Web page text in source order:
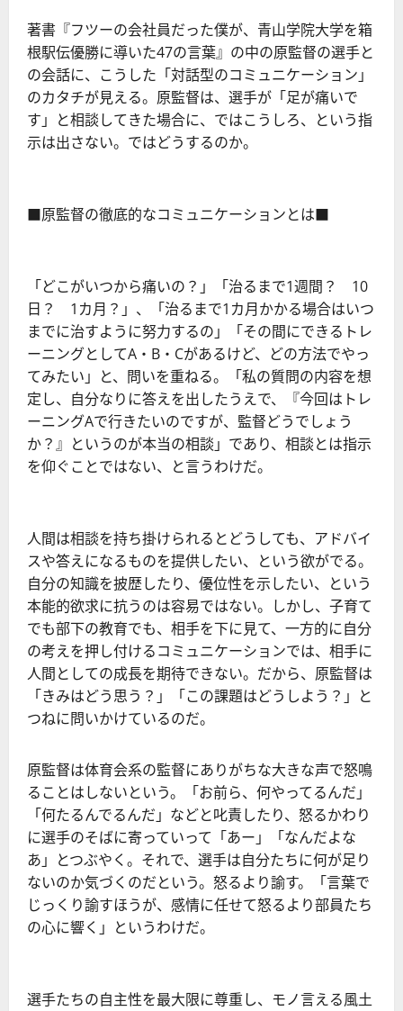
著書『フツーの会社員だった僕が、青山学院大学を箱
根駅伝優勝に導いた47の言葉』の中の原監督の選手と
の会話に、こうした「対話型のコミュニケーション」
のカタチが見える。原監督は、選手が「足が痛いで
す」と相談してきた場合に、ではこうしろ、という指
示は出さない。ではどうするのか。
■原監督の徹底的なコミュニケーションとは■
「どこがいつから痛いの？」「治るまで1週間？ 10
日？ 1カ月？」、「治るまで1カ月かかる場合はいつ
までに治すように努力するの」「その間にできるトレ
ーニングとしてA・B・Cがあるけど、どの方法でやっ
てみたい」と、問いを重ねる。「私の質問の内容を想
定し、自分なりに答えを出したうえで、『今回はトレ
ーニングAで行きたいのですが、監督どうでしょう
か？』というのが本当の相談」であり、相談とは指示
を仰ぐことではない、と言うわけだ。
人間は相談を持ち掛けられるとどうしても、アドバイ
スや答えになるものを提供したい、という欲がでる。
自分の知識を披歴したり、優位性を示したい、という
本能的欲求に抗うのは容易ではない。しかし、子育て
でも部下の教育でも、相手を下に見て、一方的に自分
の考えを押し付けるコミュニケーションでは、相手に
人間としての成長を期待できない。だから、原監督は
「きみはどう思う？」「この課題はどうしよう？」と
つねに問いかけているのだ。
原監督は体育会系の監督にありがちな大きな声で怒鳴
ることはしないという。「お前ら、何やってるんだ」
「何たるんでるんだ」などと叱責したり、怒るかわり
に選手のそばに寄っていって「あー」「なんだよな
あ」とつぶやく。それで、選手は自分たちに何が足り
ないのか気づくのだという。怒るより諭す。「言葉で
じっくり諭すほうが、感情に任せて怒るより部員たち
の心に響く」というわけだ。
選手たちの自主性を最大限に尊重し、モノ言える風土